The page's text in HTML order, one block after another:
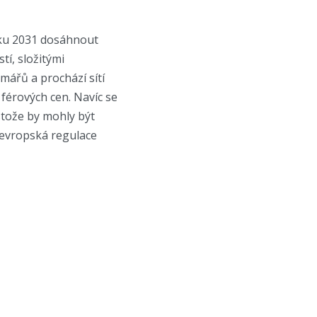
2031 dosáhnout
složitými
a prochází sítí
cen. Navíc se
by mohly být
regulace